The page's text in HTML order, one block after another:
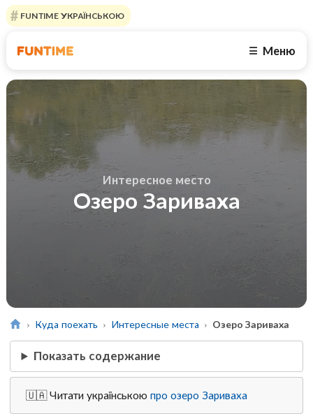
FUNTIME УКРАЇНСЬКОЮ
☰ Меню
Интересное место
Озеро Зариваха
Куда поехать Интересные места Озеро Зариваха
Показать содержание
🇺🇦 Читати українськоюпро озеро Зариваха